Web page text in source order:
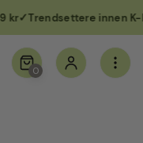
Trendsettere innen K-
0